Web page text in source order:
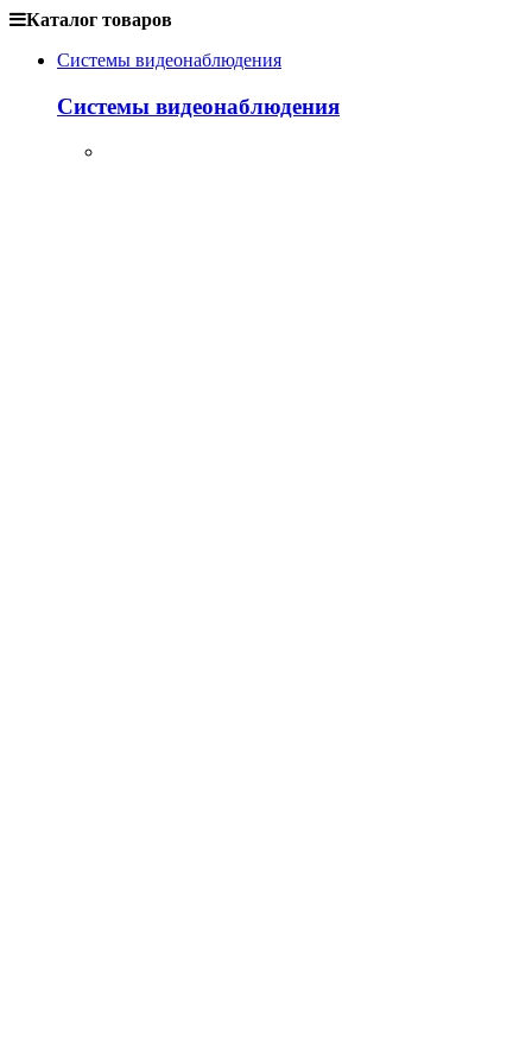
Каталог товаров
Системы видеонаблюдения
Системы видеонаблюдения